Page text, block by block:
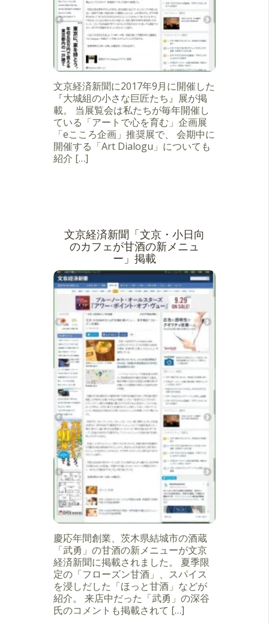
文京経済新聞に2017年9月に開催した
『大城組の小さな巨匠たち』展が掲
載。 当展覧会は私たちが毎年開催し
ている「アートで心を育む」企画展
「eこころ企画」推奨展で、 会期中に
開催する「Art Dialogu」についても
紹介 […]
文京経済新聞「文京・小日向
のカフェが甘酒の新メニュ
ー」掲載
慶応年間創業、茨木県結城市の酒蔵
「武勇」の甘酒の新メニューが文京
経済新聞に掲載されました。 夏季限
定の「フローズン甘酒」、スパイス
を浸しだした「ほっと甘酒」などが
紹介。 来店中だった「武勇」の深谷
氏のコメントも掲載されて […]